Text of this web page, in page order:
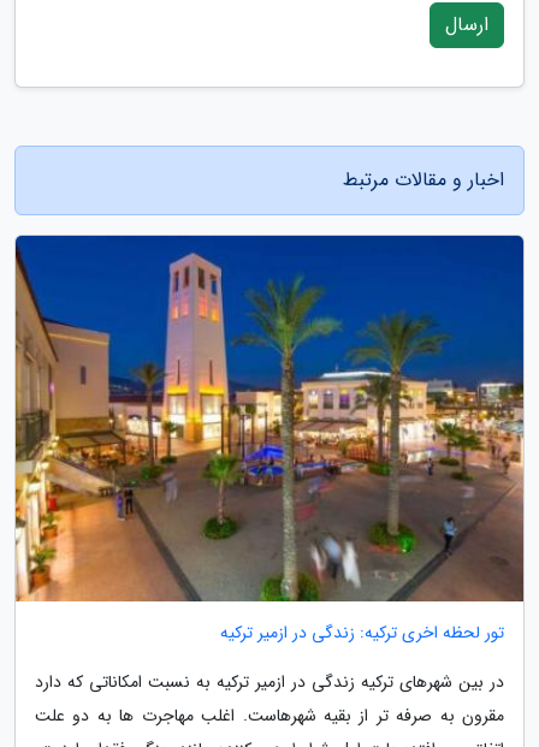
ارسال
اخبار و مقالات مرتبط
تور لحظه اخرى ترکیه: زندگی در ازمیر ترکیه
در بین شهرهای ترکیه زندگی در ازمیر ترکیه به نسبت امکاناتی که دارد
مقرون به صرفه تر از بقیه شهرهاست. اغلب مهاجرت ها به دو علت